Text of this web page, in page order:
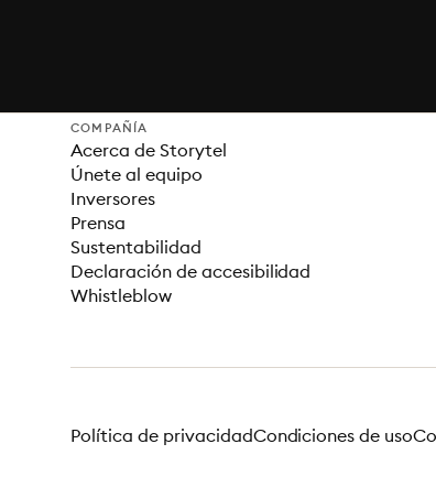
COMPAÑÍA
Acerca de Storytel
Únete al equipo
Inversores
Prensa
Sustentabilidad
Declaración de accesibilidad
Whistleblow
Política de privacidadCondiciones de uso